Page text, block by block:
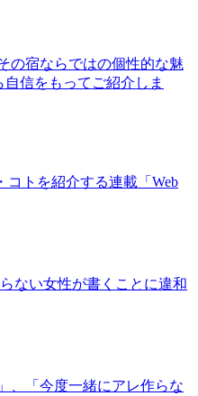
の宿ならではの個性的な魅
信をもってご紹介しま
トを紹介する連載「Web
ない女性が書くことに違和
、「今度一緒にアレ作らな